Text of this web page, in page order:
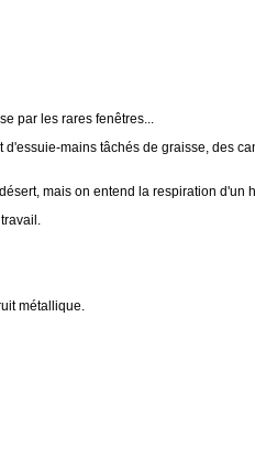
par les rares fenêtres...
mains tâchés de graisse, des
mais on entend la respiration d'un
métallique.